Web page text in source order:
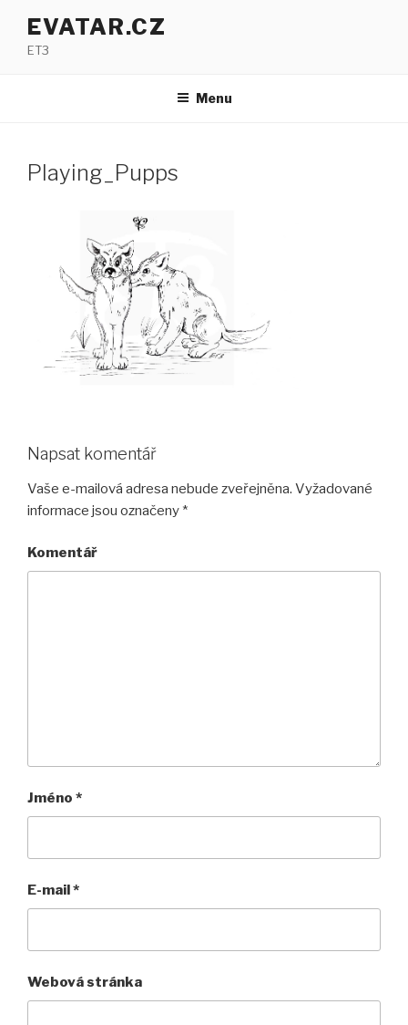
obsahu
EVATAR.CZ
ET3
Menu
Playing_Pupps
Napsat komentář
Vaše e-mailová adresa nebude zveřejněna. Vyžadované
informace jsou označeny *
Komentář
Jméno *
E-mail *
Webová stránka